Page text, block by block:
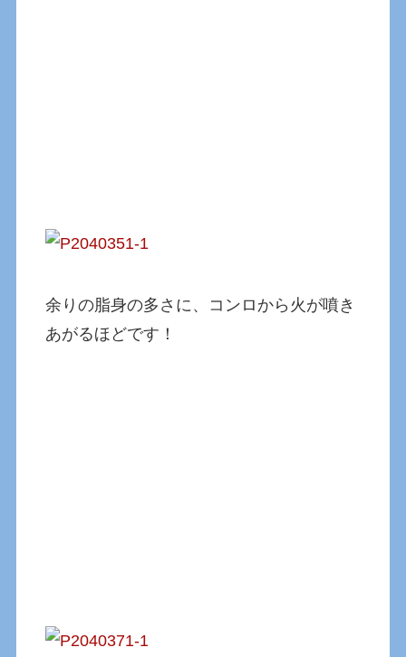
余りの脂身の多さに、コンロから火が噴き
あがるほどです！